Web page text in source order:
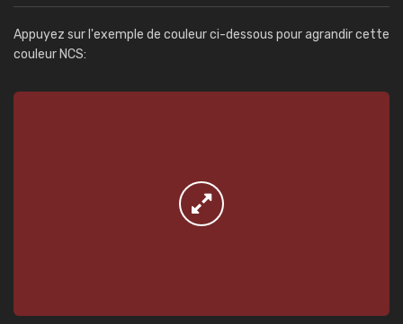
Appuyez sur l'exemple de couleur ci-dessous pour agrandir cette
couleur NCS: